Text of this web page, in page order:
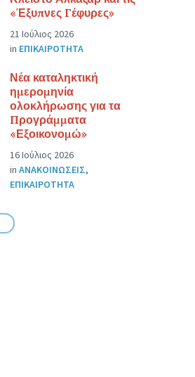
«Έξυπνες Γέφυρες»
21 Ιούλιος 2026
in ΕΠΙΚΑΙΡΟΤΗΤΑ
Νέα καταληκτική
ημερομηνία
ολοκλήρωσης για τα
Προγράμματα
«Εξοικονομώ»
16 Ιούλιος 2026
inΑΝΑΚΟΙΝΩΣΕΙΣ,
ΕΠΙΚΑΙΡΟΤΗΤΑ